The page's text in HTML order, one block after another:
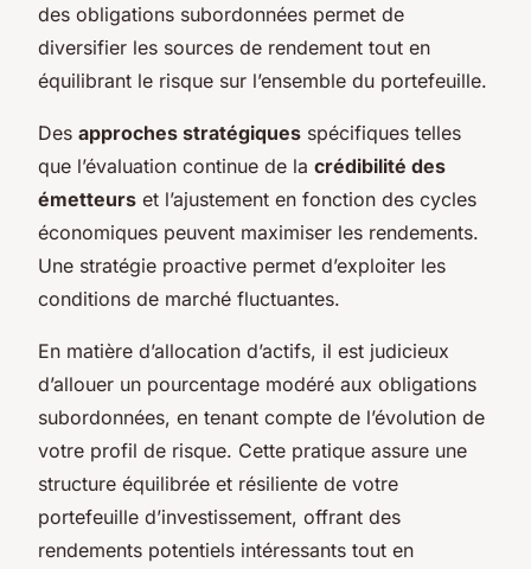
des obligations subordonnées permet de
diversifier les sources de rendement tout en
équilibrant le risque sur l’ensemble du portefeuille.
Des approches stratégiques spécifiques telles
que l’évaluation continue de la crédibilité des
émetteurs et l’ajustement en fonction des cycles
économiques peuvent maximiser les rendements.
Une stratégie proactive permet d’exploiter les
conditions de marché fluctuantes.
En matière d’allocation d’actifs, il est judicieux
d’allouer un pourcentage modéré aux obligations
subordonnées, en tenant compte de l’évolution de
votre profil de risque. Cette pratique assure une
structure équilibrée et résiliente de votre
portefeuille d’investissement, offrant des
rendements potentiels intéressants tout en